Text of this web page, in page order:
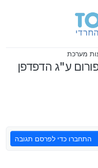
מערכת
ע"ג הדפדפן
התחברו כדי לפרסם תגובה